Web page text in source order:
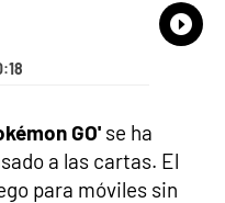
GO' se ha
a las cartas. El
para móviles sin